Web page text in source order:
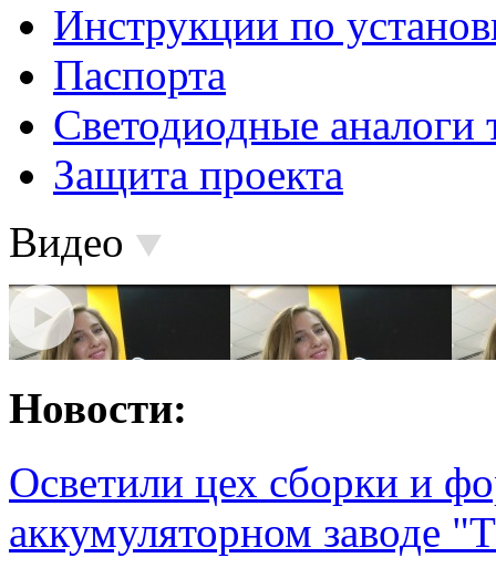
Инструкции по
Паспорта
Светодиодные аналоги
Защита проекта
Видео
Новости:
Осветили цех сборки и
аккумуляторном заводе